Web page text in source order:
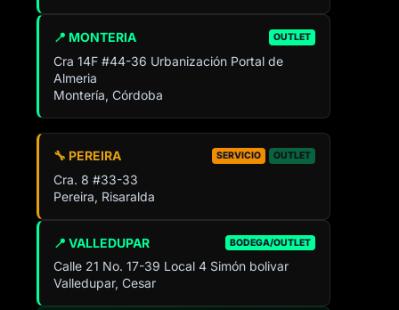
📍 MONTERIA OUTLET
Cra 14F #44-36 Urbanización Portal de
Almeria
Montería, Córdoba
📍 VALLEDUPAR BODEGA/OUTLET
Calle 21 No. 17-39 Local 4 Simón bolivar
Valledupar, Cesar
🔧 PEREIRA SERVICIO OUTLET
Cra. 8 #33-33
Pereira, Risaralda